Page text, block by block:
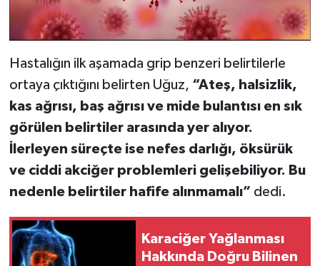
Hastalığın ilk aşamada grip benzeri belirtilerle
ortaya çıktığını belirten Uğuz, “Ateş, halsizlik,
kas ağrısı, baş ağrısı ve mide bulantısı en sık
görülen belirtiler arasında yer alıyor.
İlerleyen süreçte ise nefes darlığı, öksürük
ve ciddi akciğer problemleri gelişebiliyor. Bu
nedenle belirtiler hafife alınmamalı” dedi.
Karaciğer Yağlanması
Hakkında Doğru Bilinen